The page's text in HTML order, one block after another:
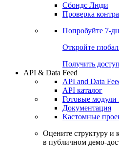
Облигационный
Сохраненные
Чат
Проверка
Попробуйте7-
Откройте
Получить
API & Data Feed
API and Data
Готовые модули
Документация